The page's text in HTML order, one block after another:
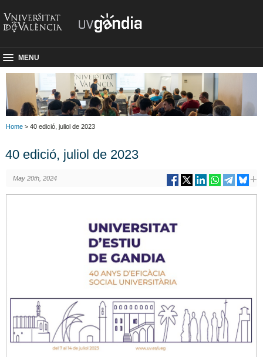
MENU
Home > 40 edició, juliol de 2023
40 edició, juliol de 2023
May 20th, 2024